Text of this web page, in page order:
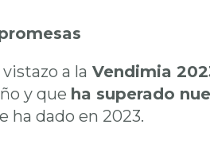
a la Vendimia
y que ha superado
ha dado en 2023.